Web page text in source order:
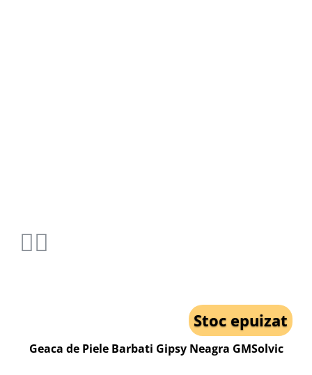
Stoc epuizat
Geaca de Piele Barbati Gipsy Neagra GMSolvic